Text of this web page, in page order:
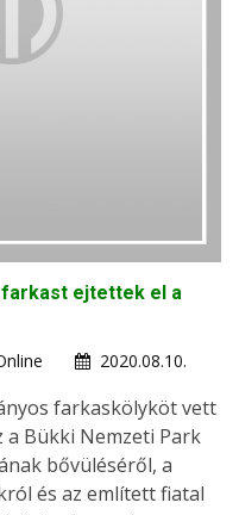
farkast ejtettek el a
2020.08.10.
farkaskölyköt vett
a Bükki Nemzeti Park
bővüléséről, a
és az említett fiatal